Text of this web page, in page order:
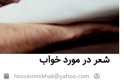
شعر در مورد خواب
hosseinmikhak@yahoo.com